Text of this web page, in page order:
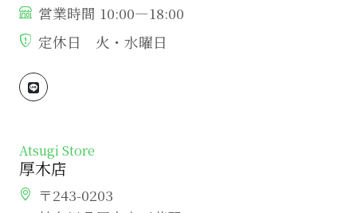
営業時間 10:00―18:00
定休日 火・水曜日
Atsugi Store
厚木店
〒243-0203